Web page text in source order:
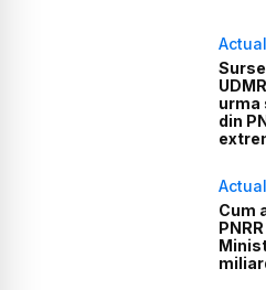
urma
din
Cum